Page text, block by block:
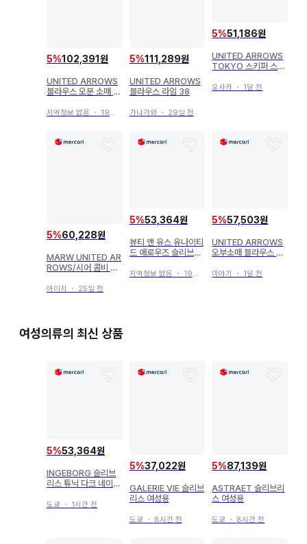
5%102,391원
UNITED ARROWS
블라우스 오분 소매 블
지역정보 없음 ・ 19일 전
5%111,289원
UNITED ARROWS
블라우스 라임 38
가나가와・ 29일 전
5%51,186원
UNITED ARROWS
TOKYO 스키퍼 스트
오사카 ・ 1달 전
5%60,228원
MARW UNITED AR
ROWS/시어 콤비 블
아이치 ・ 25일 전
5%53,364원
뷰티 앤 유스 유나이티
드 애로우즈 슬리브리
지역정보 없음 ・ 19일 전
5%57,503원
UNITED ARROWS
오부소매 블라우스 베
미야기 ・ 1달 전
여성의류의 최신 상품
5%53,364원
INGEBORG 슬리브
리스 튜닉 다크 네이비
도쿄 ・ 1시간 전
5%37,022원
GALERIE VIE 슬리브
리스 여성용
도쿄 ・ 8시간 전
5%87,139원
ASTRAET 슬리브리
스 여성용
도쿄 ・ 8시간 전